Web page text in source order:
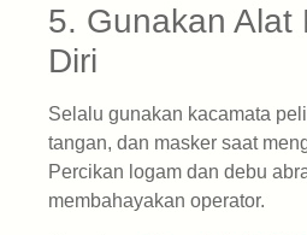
5. Gunakan Alat
Diri
Selalu gunakan kacamata
tangan, dan masker saat
Percikan logam dan debu
membahayakan operator.